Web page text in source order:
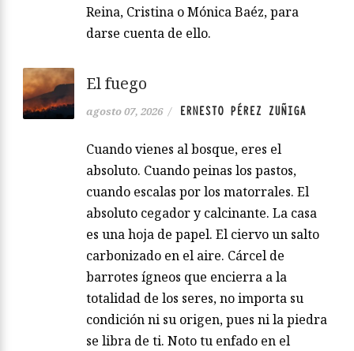
Reina, Cristina o Mónica Baéz, para
darse cuenta de ello.
El fuego
agosto 07, 2026 / ERNESTO PÉREZ ZUÑIGA
Cuando vienes al bosque, eres el
absoluto. Cuando peinas los pastos,
cuando escalas por los matorrales. El
absoluto cegador y calcinante. La casa
es una hoja de papel. El ciervo un salto
carbonizado en el aire. Cárcel de
barrotes ígneos que encierra a la
totalidad de los seres, no importa su
condición ni su origen, pues ni la piedra
se libra de ti. Noto tu enfado en el